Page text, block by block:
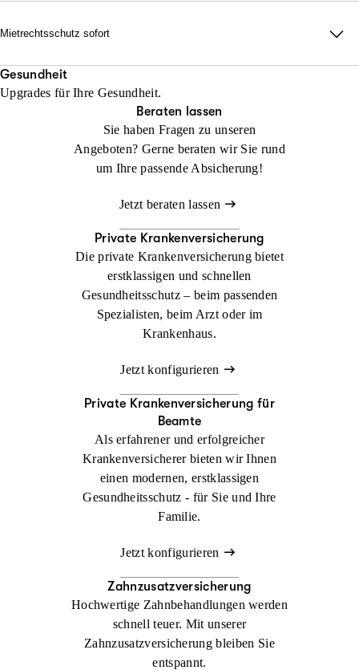
erforderlich auch durch alle Instanzen.
Jetzt konfigurieren
keinen Anwalt beauftragt haben!
Jetzt konfigurieren Beraten lassen
Mietrechtsschutz sofort
übernehmen Ihre Anwalts- und Gerichtskosten und geben
sofortige Rückendeckung bei Streit rund ums Wohnen.
Jetzt konfigurieren Beraten lassen
Gesundheit
Upgrades für Ihre Gesundheit.
Beraten lassen
Sie haben Fragen zu unseren
Angeboten? Gerne beraten wir Sie rund
um Ihre passende Absicherung!
Jetzt beraten lassen
Private Krankenversicherung
Die private Krankenversicherung bietet
erstklassigen und schnellen
Gesundheitsschutz – beim passenden
Spezialisten, beim Arzt oder im
Krankenhaus.
Jetzt konfigurieren
Private Krankenversicherung für
Beamte
Als erfahrener und erfolgreicher
Krankenversicherer bieten wir Ihnen
einen modernen, erstklassigen
Gesundheitsschutz - für Sie und Ihre
Familie.
Jetzt konfigurieren
Zahnzusatzversicherung
Hochwertige Zahnbehandlungen werden
schnell teuer. Mit unserer
Zahnzusatzversicherung bleiben Sie
entspannt.